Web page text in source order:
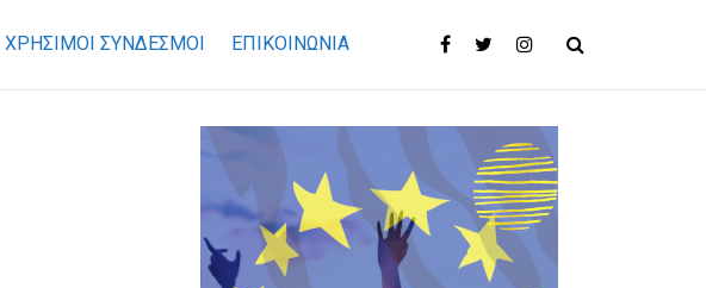
ΧΡΉΣΙΜΟΙ ΣΎΝΔΕΣΜΟΙ ΕΠΙΚΟΙΝΩΝΊΑ